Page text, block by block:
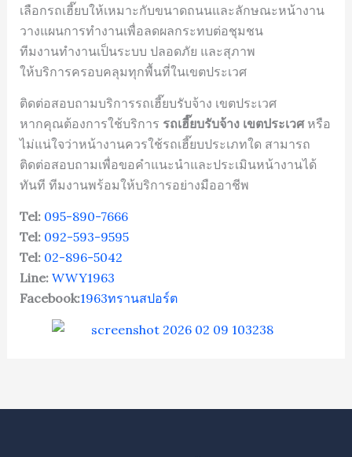
เลือกรถเฮี๊ยบให้เหมาะกับขนาดถนนและลักษณะหน้างาน
วางแผนการทำงานเพื่อลดผลกระทบต่อชุมชน
ทีมงานทำงานเป็นระบบ ปลอดภัย และสุภาพ
ให้บริการครอบคลุมทุกพื้นที่ในเขตประเวศ
ติดต่อสอบถามบริการรถเฮี๊ยบรับจ้าง เขตประเวศ
หากคุณต้องการใช้บริการ รถเฮี๊ยบรับจ้าง เขตประเวศหรือ
ไม่แน่ใจว่าหน้างานควรใช้รถเฮี๊ยบประเภทใด สามารถ
ติดต่อสอบถามเพื่อขอคำแนะนำและประเมินหน้างานได้
ทันที ทีมงานพร้อมให้บริการอย่างมืออาชีพ
Tel: 095-890-7666
Tel: 092-593-9595
Tel: 02-896-5042
Line: WWY1963
Facebook:1963ทรานสปอร์ต